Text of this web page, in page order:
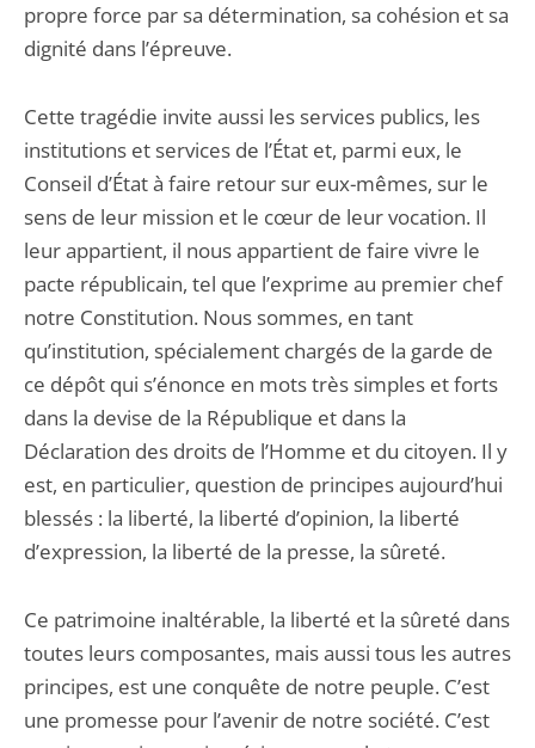
propre force par sa détermination, sa cohésion et sa
dignité dans l’épreuve.
Cette tragédie invite aussi les services publics, les
institutions et services de l’État et, parmi eux, le
Conseil d’État à faire retour sur eux-mêmes, sur le
sens de leur mission et le cœur de leur vocation. Il
leur appartient, il nous appartient de faire vivre le
pacte républicain, tel que l’exprime au premier chef
notre Constitution. Nous sommes, en tant
qu’institution, spécialement chargés de la garde de
ce dépôt qui s’énonce en mots très simples et forts
dans la devise de la République et dans la
Déclaration des droits de l’Homme et du citoyen. Il y
est, en particulier, question de principes aujourd’hui
blessés : la liberté, la liberté d’opinion, la liberté
d’expression, la liberté de la presse, la sûreté.
Ce patrimoine inaltérable, la liberté et la sûreté dans
toutes leurs composantes, mais aussi tous les autres
principes, est une conquête de notre peuple. C’est
une promesse pour l’avenir de notre société. C’est